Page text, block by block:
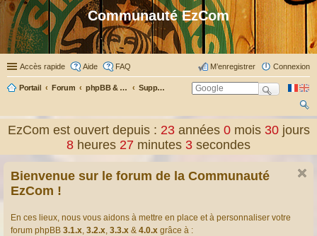
Communauté EzCom
Accès rapide Aide FAQ Connexion
M’enregistrer
Portail Forum phpBB & Co Support pour phpBB
ch
er
EzCom est ouvert depuis : 23 années0 mois30 jours
8 heures 27 minutes 3 secondes
Bienvenue sur le forum de la Communauté
EzCom !
En ces lieux, nous vous aidons à mettre en place et à personnaliser votre
forum phpBB 3.1.x, 3.2.x, 3.3.x & 4.0.x grâce à :